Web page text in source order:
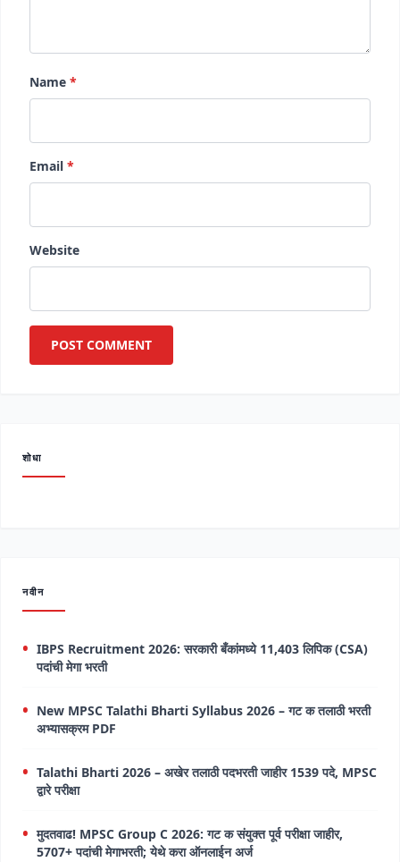
Name *
Email *
Website
शोधा
नवीन
IBPS Recruitment 2026: सरकारी बँकांमध्ये 11,403 लिपिक (CSA)
पदांची मेगा भरती
New MPSC Talathi Bharti Syllabus 2026 – गट क तलाठी भरती
अभ्यासक्रम PDF
Talathi Bharti 2026 – अखेर तलाठी पदभरती जाहीर 1539 पदे, MPSC
द्वारे परीक्षा
मुदतवाढ! MPSC Group C 2026: गट क संयुक्त पूर्व परीक्षा जाहीर,
5707+ पदांची मेगाभरती; येथे करा ऑनलाईन अर्ज